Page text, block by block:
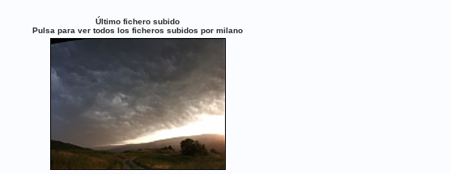
Último fichero subido
Pulsa para ver todos los ficheros subidos por milano